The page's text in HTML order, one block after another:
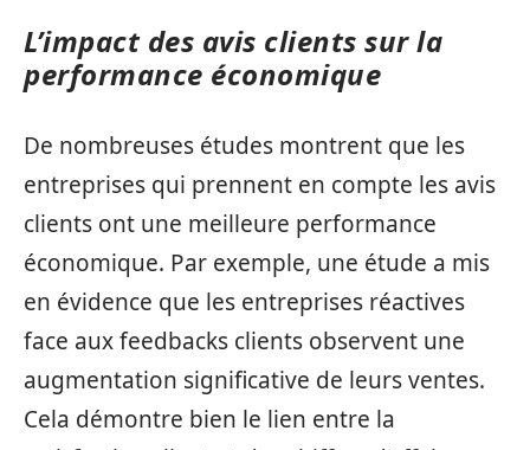
L’impact des avis clients sur la
performance économique
De nombreuses études montrent que les
entreprises qui prennent en compte les avis
clients ont une meilleure performance
économique. Par exemple, une étude a mis
en évidence que les entreprises réactives
face aux feedbacks clients observent une
augmentation significative de leurs ventes.
Cela démontre bien le lien entre la